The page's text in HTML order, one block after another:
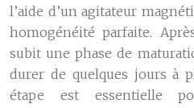
l’aide d’un agitateur
homogénéité parfaite.
subit une phase de
durer de quelques jours à
étape est essentielle